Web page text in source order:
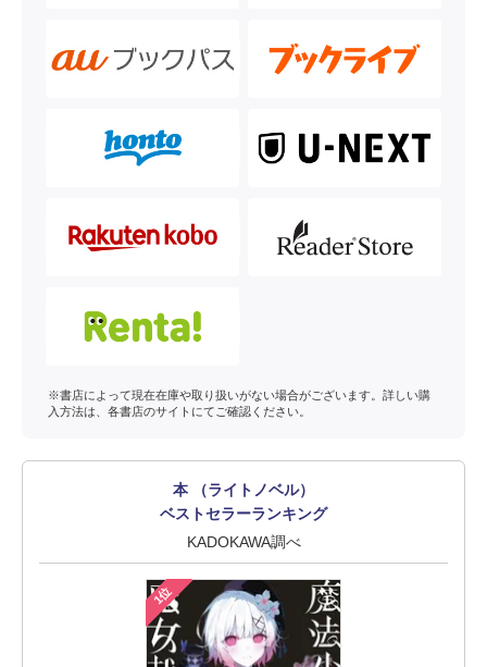
※書店によって現在在庫や取り扱いがない場合がございます。詳しい購
入方法は、各書店のサイトにてご確認ください。
本 （ライトノベル）
ベストセラーランキング
KADOKAWA調べ
1位